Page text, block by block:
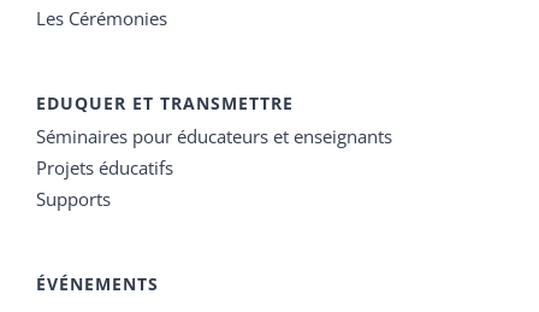
Les Cérémonies
EDUQUER ET TRANSMETTRE
Séminaires pour éducateurs et enseignants
Projets éducatifs
Supports
ÉVÉNEMENTS